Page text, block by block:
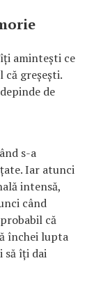
amintești ce
că greșești.
de
s-a
Iar atunci
intensă,
când
că
închei lupta
să îți dai